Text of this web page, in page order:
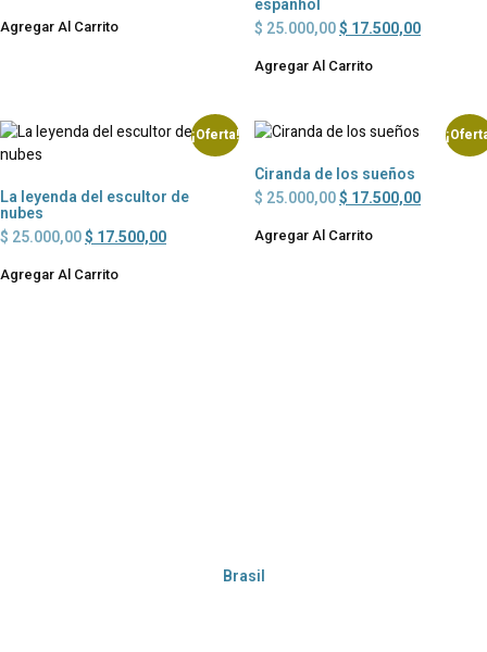
Agregar Al Carrito
espanhol
$ 25.000,00$ 17.500,00
Agregar Al Carrito
¡Oferta!
La leyenda del escultor de
nubes
$ 25.000,00$ 17.500,00
Agregar Al Carrito
Ciranda de los sueños
$ 25.000,00$ 17.500,00
Agregar Al Carrito
Brasil